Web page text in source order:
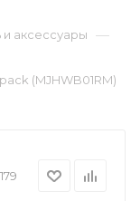
аксессуары —
(MJHWB01RM)